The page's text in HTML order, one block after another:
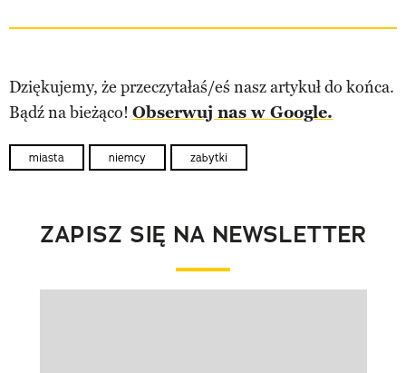
Dziękujemy, że przeczytałaś/eś nasz artykuł do końca.
Bądź na bieżąco! Obserwuj nas w Google.
miasta niemcy zabytki
ZAPISZ SIĘ NA NEWSLETTER